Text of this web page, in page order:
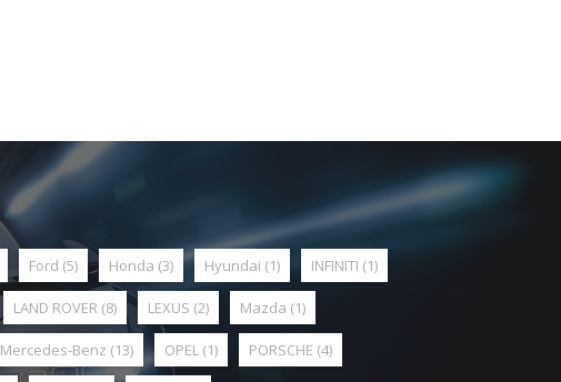
Ford (5) Honda (3) Hyundai (1) INFINITI (1)
LAND ROVER (8) LEXUS (2) Mazda (1)
Mercedes-Benz (13) OPEL (1) PORSCHE (4)